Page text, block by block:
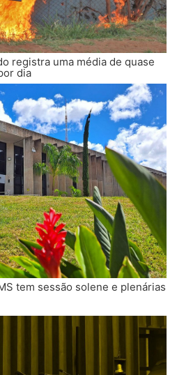
uma média de quase
dia
tem sessão solene e plenárias